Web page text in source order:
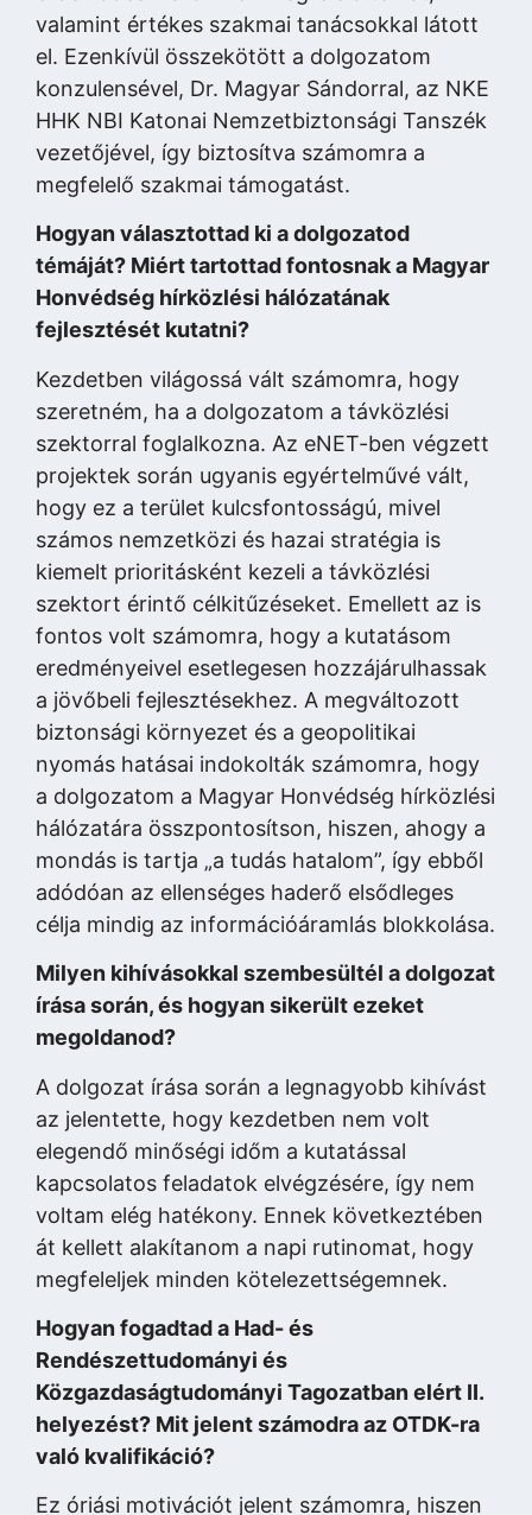
valamint értékes szakmai tanácsokkal látott
el. Ezenkívül összekötött a dolgozatom
konzulensével, Dr. Magyar Sándorral, az NKE
HHK NBI Katonai Nemzetbiztonsági Tanszék
vezetőjével, így biztosítva számomra a
megfelelő szakmai támogatást.
Hogyan választottad ki a dolgozatod
témáját? Miért tartottad fontosnak a Magyar
Honvédség hírközlési hálózatának
fejlesztését kutatni?
Kezdetben világossá vált számomra, hogy
szeretném, ha a dolgozatom a távközlési
szektorral foglalkozna. Az eNET-ben végzett
projektek során ugyanis egyértelművé vált,
hogy ez a terület kulcsfontosságú, mivel
számos nemzetközi és hazai stratégia is
kiemelt prioritásként kezeli a távközlési
szektort érintő célkitűzéseket. Emellett az is
fontos volt számomra, hogy a kutatásom
eredményeivel esetlegesen hozzájárulhassak
a jövőbeli fejlesztésekhez. A megváltozott
biztonsági környezet és a geopolitikai
nyomás hatásai indokolták számomra, hogy
a dolgozatom a Magyar Honvédség hírközlési
hálózatára összpontosítson, hiszen, ahogy a
mondás is tartja „a tudás hatalom”, így ebből
adódóan az ellenséges haderő elsődleges
célja mindig az információáramlás blokkolása.
Milyen kihívásokkal szembesültél a dolgozat
írása során, és hogyan sikerült ezeket
megoldanod?
A dolgozat írása során a legnagyobb kihívást
az jelentette, hogy kezdetben nem volt
elegendő minőségi időm a kutatással
kapcsolatos feladatok elvégzésére, így nem
voltam elég hatékony. Ennek következtében
át kellett alakítanom a napi rutinomat, hogy
megfeleljek minden kötelezettségemnek.
Hogyan fogadtad a Had- és
Rendészettudományi és
Közgazdaságtudományi Tagozatban elért II.
helyezést? Mit jelent számodra az OTDK-ra
való kvalifikáció?
Ez óriási motivációt jelent számomra, hiszen